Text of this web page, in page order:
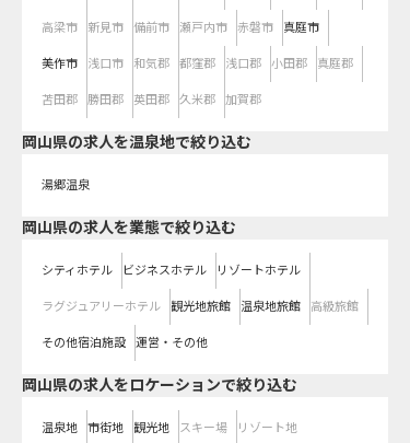
高梁市 新見市 備前市 瀬戸内市 赤磐市 真庭市
美作市 浅口市 和気郡 都窪郡 浅口郡 小田郡 真庭郡
苫田郡 勝田郡 英田郡 久米郡 加賀郡
岡山県の求人を温泉地で絞り込む
湯郷温泉
岡山県の求人を業態で絞り込む
シティホテル ビジネスホテル リゾートホテル
ラグジュアリーホテル 観光地旅館 温泉地旅館 高級旅館
その他宿泊施設 運営・その他
岡山県の求人をロケーションで絞り込む
温泉地 市街地 観光地 スキー場 リゾート地